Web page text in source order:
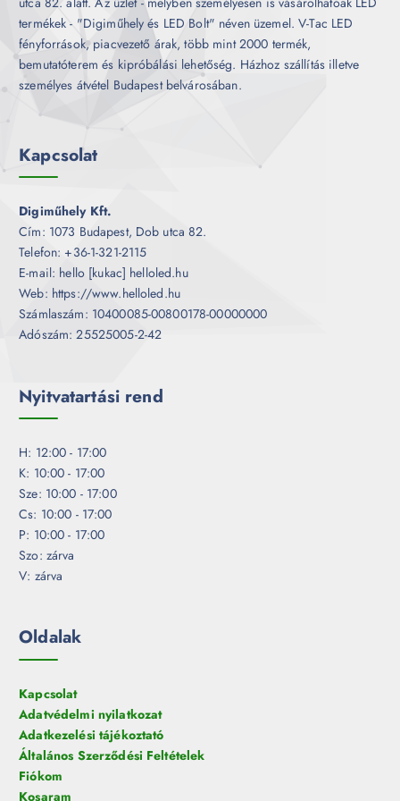
termékek - "Digiműhely és LED Bolt" néven üzemel. V-Tac LED
fényforrások, piacvezető árak, több mint 2000 termék,
bemutatóterem és kipróbálási lehetőség. Házhoz szállítás illetve
személyes átvétel Budapest belvárosában.
Kapcsolat
Digiműhely Kft.
Cím: 1073 Budapest, Dob utca 82.
Telefon: +36-1-321-2115
E-mail: hello [kukac] helloled.hu
Web: https://www.helloled.hu
Számlaszám: 10400085-00800178-00000000
Adószám: 25525005-2-42
Nyitvatartási rend
H: 12:00 - 17:00
K: 10:00 - 17:00
Sze: 10:00 - 17:00
Cs: 10:00 - 17:00
P: 10:00 - 17:00
Szo: zárva
V: zárva
Oldalak
Kapcsolat
Adatvédelmi nyilatkozat
Adatkezelési tájékoztató
Általános Szerződési Feltételek
Fiókom
Kosaram